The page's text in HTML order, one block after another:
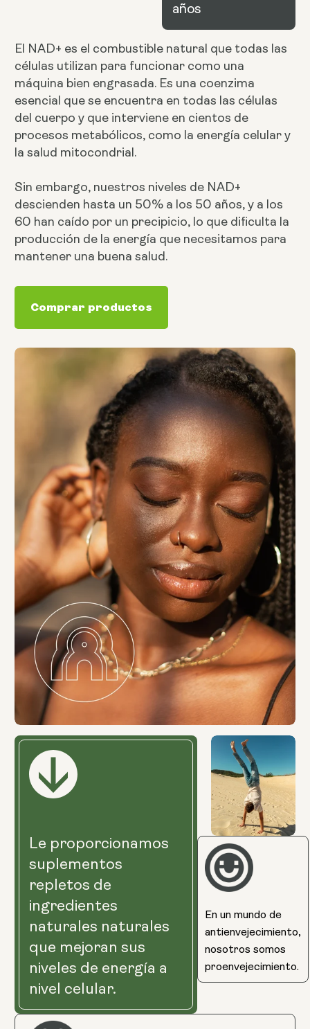
años
El NAD+ es el combustible natural que todas las
células utilizan para funcionar como una
máquina bien engrasada. Es una coenzima
esencial que se encuentra en todas las células
del cuerpo y que interviene en cientos de
procesos metabólicos, como la energía celular y
la salud mitocondrial.
Sin embargo, nuestros niveles de NAD+
descienden hasta un 50% a los 50 años, y a los
60 han caído por un precipicio, lo que dificulta la
producción de la energía que necesitamos para
mantener una buena salud.
Comprar productos
Le proporcionamos
suplementos
repletos de
ingredientes
naturales naturales
que mejoran sus
niveles de energía a
nivel celular.
En un mundo de
antienvejecimiento,
nosotros somos
proenvejecimiento.